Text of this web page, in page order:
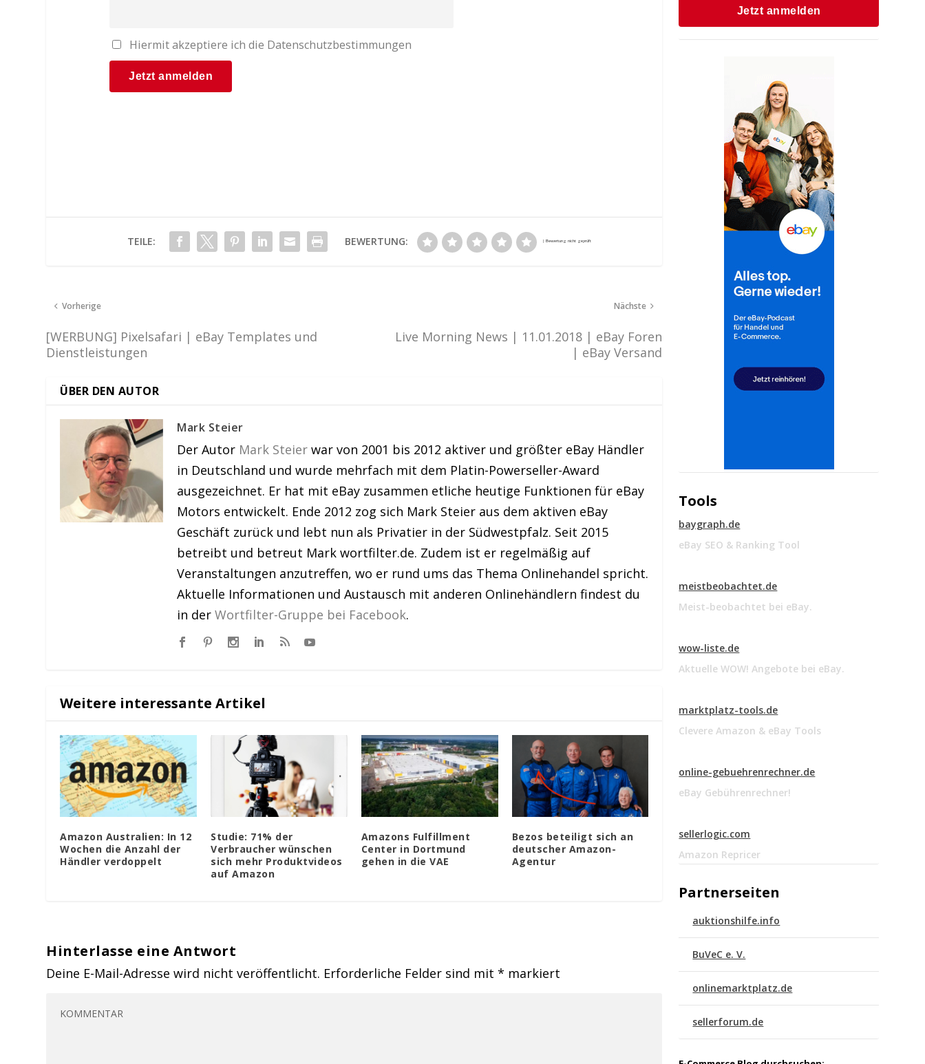
Hiermit akzeptiere ich die Datenschutzbestimmungen
TEILE: BEWERTUNG:
Vorherige
[WERBUNG] Pixelsafari | eBay Templates und
Dienstleistungen
Nächste
Live Morning News | 11.01.2018 | eBay Foren
| eBay Versand
ÜBER DEN AUTOR
Mark Steier
Der Autor Mark Steier war von 2001 bis 2012 aktiver und größter eBay Händler
in Deutschland und wurde mehrfach mit dem Platin-Powerseller-Award
ausgezeichnet. Er hat mit eBay zusammen etliche heutige Funktionen für eBay
Motors entwickelt. Ende 2012 zog sich Mark Steier aus dem aktiven eBay
Geschäft zurück und lebt nun als Privatier in der Südwestpfalz. Seit 2015
betreibt und betreut Mark wortfilter.de. Zudem ist er regelmäßig auf
Veranstaltungen anzutreffen, wo er rund ums das Thema Onlinehandel spricht.
Aktuelle Informationen und Austausch mit anderen Onlinehändlern findest du
in derWortfilter-Gruppe bei Facebook.
Weitere interessante Artikel
Amazon Australien: In 12
Wochen die Anzahl der
Händler verdoppelt
Studie: 71% der
Verbraucher wünschen
sich mehr Produktvideos
auf Amazon
Amazons Fulfillment
Center in Dortmund
gehen in die VAE
Bezos beteiligt sich an
deutscher Amazon-
Agentur
Hinterlasse eine Antwort
Deine E-Mail-Adresse wird nicht veröffentlicht. Erforderliche Felder sind mit* markiert
Tools
baygraph.de
eBay SEO & Ranking Tool
meistbeobachtet.de
Meist-beobachtet bei eBay.
wow-liste.de
Aktuelle WOW! Angebote bei eBay.
marktplatz-tools.de
Clevere Amazon & eBay Tools
online-gebuehrenrechner.de
eBay Gebührenrechner!
sellerlogic.com
Amazon Repricer
Partnerseiten
auktionshilfe.info
BuVeC e. V.
onlinemarktplatz.de
sellerforum.de